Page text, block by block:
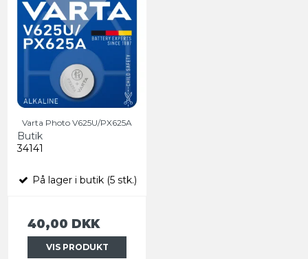
Varta Photo V625U/PX625A
Butik
34141
På lager i butik (5 stk.)
40,00 DKK
VIS PRODUKT